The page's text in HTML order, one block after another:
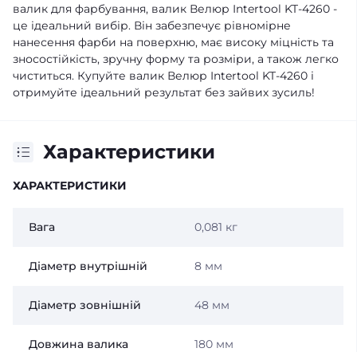
валик для фарбування, валик Велюр Intertool KT-4260 -
це ідеальний вибір. Він забезпечує рівномірне
нанесення фарби на поверхню, має високу міцність та
зносостійкість, зручну форму та розміри, а також легко
чиститься. Купуйте валик Велюр Intertool KT-4260 і
отримуйте ідеальний результат без зайвих зусиль!
Характеристики
ХАРАКТЕРИСТИКИ
Вага 0,081 кг
Діаметр внутрішній 8 мм
Діаметр зовнішній 48 мм
Довжина валика 180 мм